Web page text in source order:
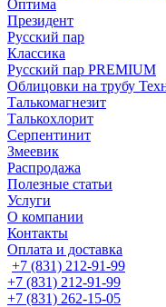
Оптима
Президент
Русский пар
Классика
Русский пар PREMIUM
Облицовки на трубу
Талькомагнезит
Талькохлорит
Серпентинит
Змеевик
Распродажа
Полезные статьи
Услуги
О компании
Контакты
Оплата и доставка
+7 (831) 212-91-99
+7 (831) 212-91-99
+7 (831) 262-15-05